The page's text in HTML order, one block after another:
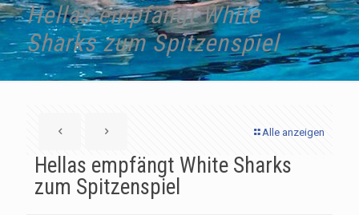
Hellas empfängt White
Sharks zum Spitzenspiel
Alle anzeigen
Hellas empfängt White Sharks
zum Spitzenspiel